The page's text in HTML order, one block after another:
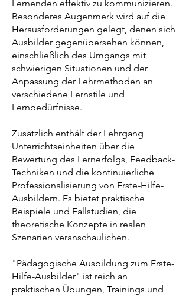
Lernenden effektiv zu kommunizieren.
Besonderes Augenmerk wird auf die
Herausforderungen gelegt, denen sich
Ausbilder gegenübersehen können,
einschließlich des Umgangs mit
schwierigen Situationen und der
Anpassung der Lehrmethoden an
verschiedene Lernstile und
Lernbedürfnisse.
Zusätzlich enthält der Lehrgang
Unterrichtseinheiten über die
Bewertung des Lernerfolgs, Feedback-
Techniken und die kontinuierliche
Professionalisierung von Erste-Hilfe-
Ausbildern. Es bietet praktische
Beispiele und Fallstudien, die
theoretische Konzepte in realen
Szenarien veranschaulichen.
"Pädagogische Ausbildung zum Erste-
Hilfe-Ausbilder" ist reich an
praktischen Übungen, Trainings und